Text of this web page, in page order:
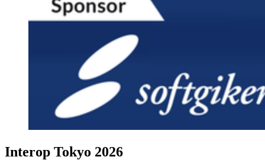
Interop Tokyo 2026